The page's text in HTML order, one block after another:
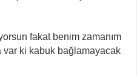
fakat benim zamanım
var ki kabuk bağlamayacak